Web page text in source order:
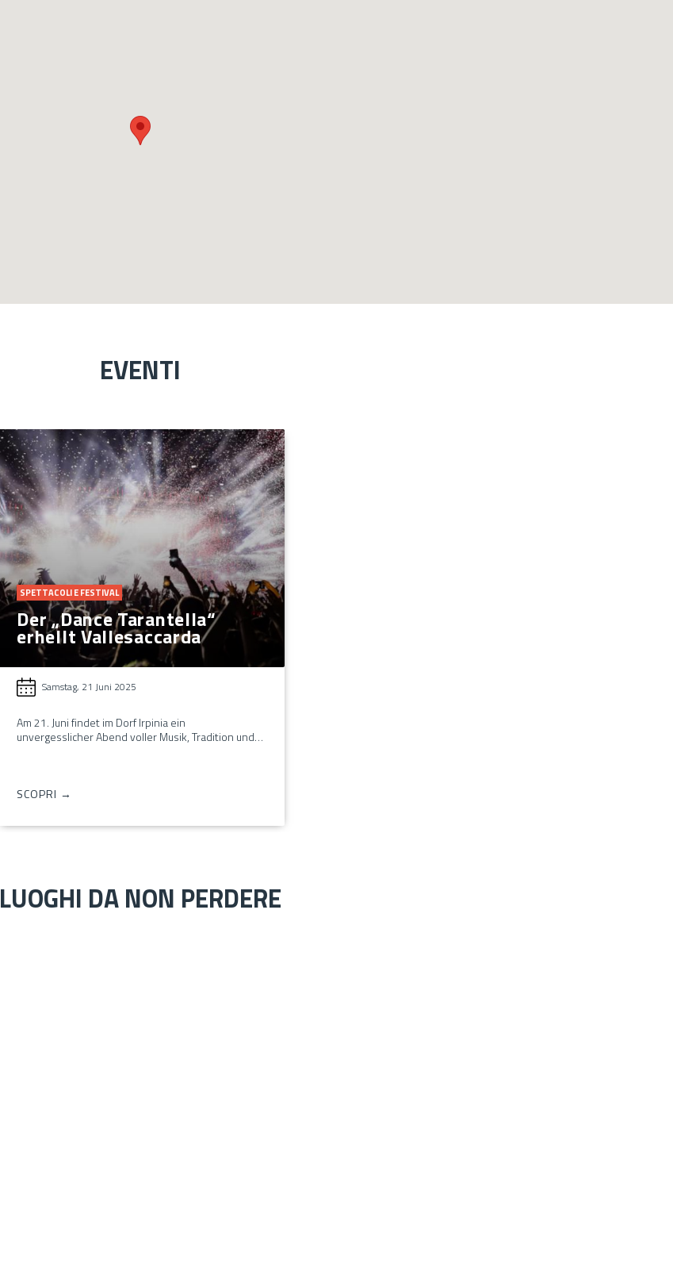
EVENTI
SPETTACOLI E FESTIVAL
Der „Dance Tarantella“
erhellt Vallesaccarda
Samstag, 21 Juni 2025
Am 21. Juni findet im Dorf Irpinia ein
unvergesslicher Abend voller Musik, Tradition und…
SCOPRI →
LUOGHI DA NON PERDERE